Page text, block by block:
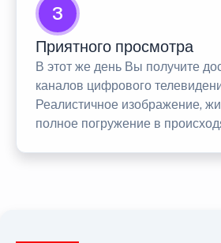
3
Приятного просмотра
В этот же день Вы получите
каналов цифрового
Реалистичное изображение,
полное погружение в